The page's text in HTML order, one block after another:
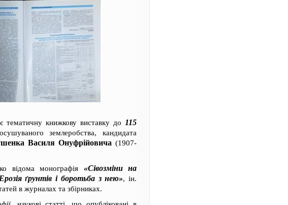
тематичну книжкову виставку до
115
землеробства, кандидата
Василя Онуфрійовича (1907-
відома монографія «Сівозміни на
ґрунтів і боротьба з нею», ін.
в журналах та збірниках.